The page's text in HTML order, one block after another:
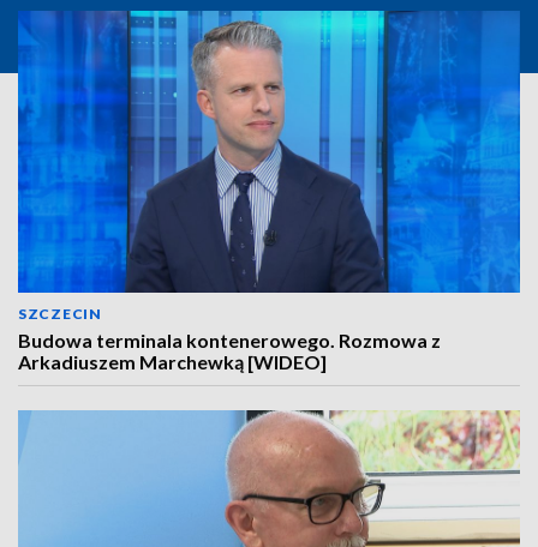
SZCZECIN
Budowa terminala kontenerowego. Rozmowa z
Arkadiuszem Marchewką [WIDEO]